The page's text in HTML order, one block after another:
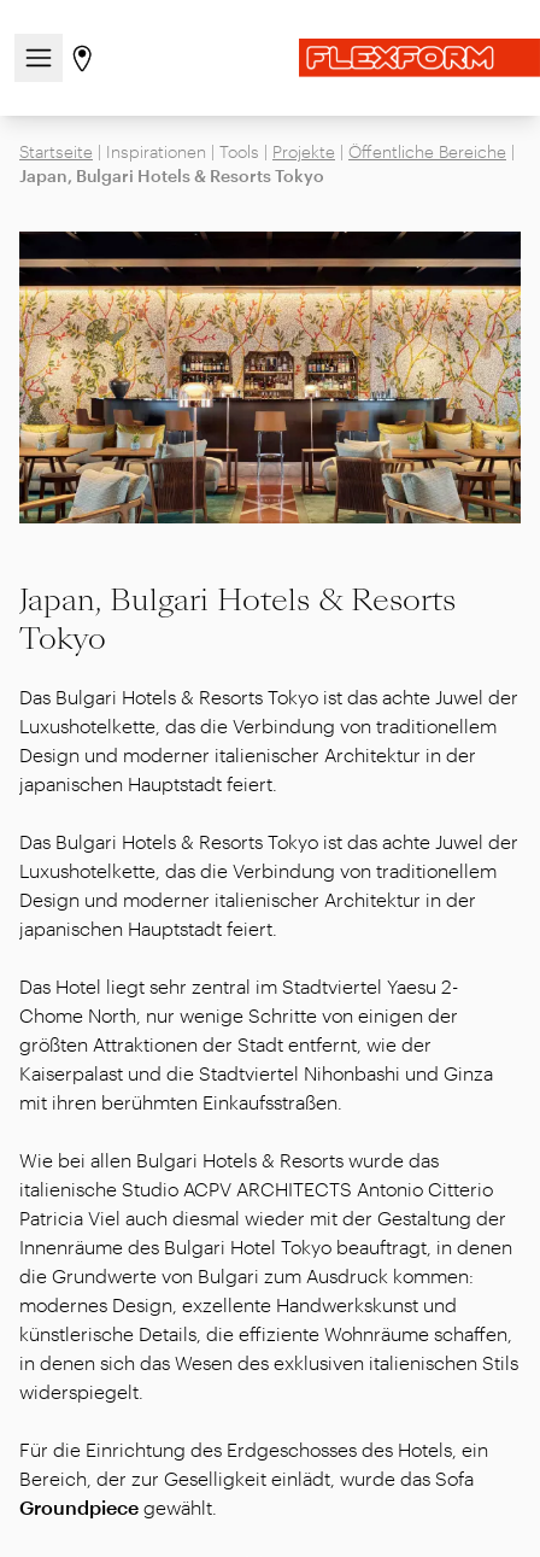
Navigationsmenü öffnen / schließen
Gehen Sie zur Store-Seite
Startseite | Inspirationen | Tools | Projekte | Öffentliche Bereiche |
Japan, Bulgari Hotels & Resorts Tokyo
Japan, Bulgari Hotels & Resorts
Tokyo
Das Bulgari Hotels & Resorts Tokyo ist das achte Juwel der
Luxushotelkette, das die Verbindung von traditionellem
Design und moderner italienischer Architektur in der
japanischen Hauptstadt feiert.
Das Bulgari Hotels & Resorts Tokyo ist das achte Juwel der
Luxushotelkette, das die Verbindung von traditionellem
Design und moderner italienischer Architektur in der
japanischen Hauptstadt feiert.
Das Hotel liegt sehr zentral im Stadtviertel Yaesu 2-
Chome North, nur wenige Schritte von einigen der
größten Attraktionen der Stadt entfernt, wie der
Kaiserpalast und die Stadtviertel Nihonbashi und Ginza
mit ihren berühmten Einkaufsstraßen.
Wie bei allen Bulgari Hotels & Resorts wurde das
italienische Studio ACPV ARCHITECTS Antonio Citterio
Patricia Viel auch diesmal wieder mit der Gestaltung der
Innenräume des Bulgari Hotel Tokyo beauftragt, in denen
die Grundwerte von Bulgari zum Ausdruck kommen:
modernes Design, exzellente Handwerkskunst und
künstlerische Details, die effiziente Wohnräume schaffen,
in denen sich das Wesen des exklusiven italienischen Stils
widerspiegelt.
Für die Einrichtung des Erdgeschosses des Hotels, ein
Bereich, der zur Geselligkeit einlädt, wurde das Sofa
Groundpiece gewählt.